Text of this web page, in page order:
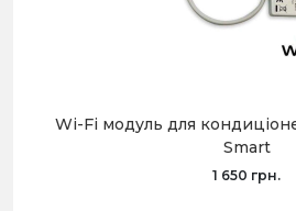
Wi-Fi модуль для
Smart
1 650 грн.